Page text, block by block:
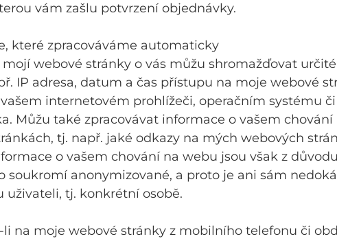
vám zašlu potvrzení objednávky.
které zpracováváme automaticky
mojí webové stránky o vás můžu shromažďovat
IP adresa, datum a čas přístupu na moje webové
internetovém prohlížeči, operačním systému
Můžu také zpracovávat informace o vašem
tj. např. jaké odkazy na mých webových
o vašem chování na webu jsou však z
soukromí anonymizované, a proto je ani sám
uživateli, tj. konkrétní osobě.
na moje webové stránky z mobilního telefonu či